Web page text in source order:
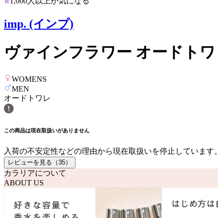
imp. (インプ)
ヴァインフラワー オードト
WOMENS
MEN
オードトワレ
この商品は現在取扱いがありません
入荷の不安定性などの理由から現在取扱いを停止しています
レビューを見る（35）
カラリアについて
ABOUT US